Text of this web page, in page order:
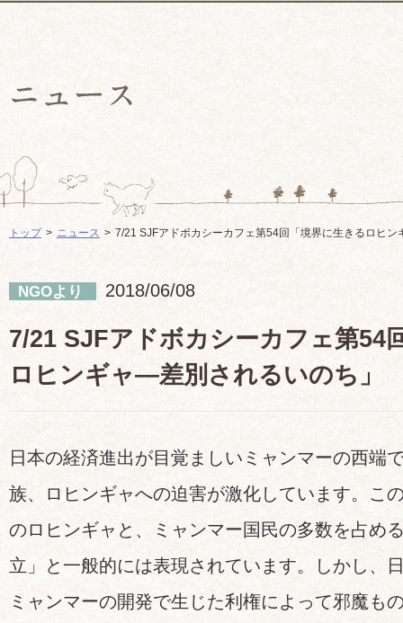
トップ ニュース 7/21 SJFアドボカシーカフェ第54回「境界に生きるロヒ
NGOより 2018/06/08
7/21 SJFアドボカシーカフェ第54
ロヒンギャ―差別されるいのち」
日本の経済進出が目覚ましいミャンマーの西端
族、ロヒンギャへの迫害が激化しています。こ
のロヒンギャと、ミャンマー国民の多数を占め
立」と一般的には表現されています。しかし、
ミャンマーの開発で生じた利権によって邪魔も